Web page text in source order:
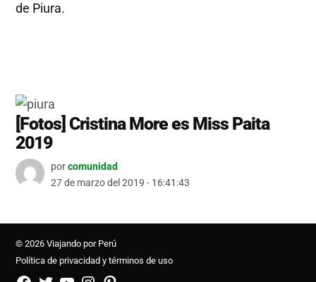
de Piura.
[Fotos] Cristina More es Miss Paita
2019
porcomunidad
27 de marzo del 2019 - 16:41:43
© 2026 Viajando por Perú
Política de privacidad y términos de uso